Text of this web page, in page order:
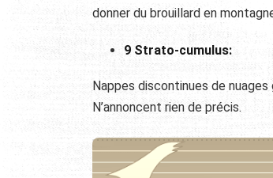
donner du brouillard en
9 Strato-cumulus:
Nappes discontinues de
N’annoncent rien de précis.